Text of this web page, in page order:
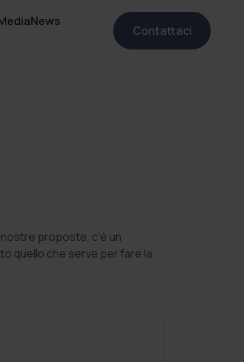
Contattaci
proposte, c'è un
quello che serve per fare la